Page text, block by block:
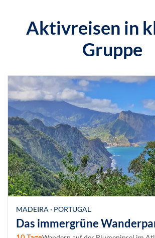
Aktivreisen in
Gruppe
MADEIRA · PORTUGAL
Das immergrüne